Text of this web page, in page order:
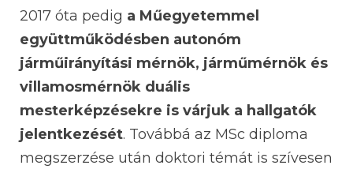
2017 óta pedig a Műegyetemmel
együttműködésben autonóm
járműirányítási mérnök, járműmérnök és
villamosmérnök duális
mesterképzésekre is várjuk a hallgatók
jelentkezését. Továbbá az MSc diploma
megszerzése után doktori témát is szívesen